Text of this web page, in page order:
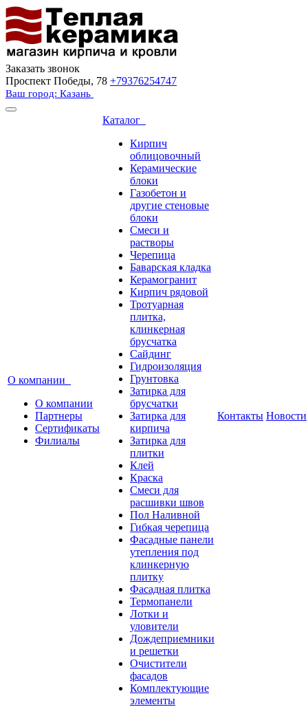
Заказать звонок
Проспект Победы, 78 +79376254747
Ваш город: Казань
О компании
О компании
Партнеры
Сертификаты
Филиалы
Каталог
Кирпич
облицовочный
Керамические
блоки
Газобетон и
другие стеновые
блоки
Смеси и
растворы
Черепица
Баварская кладка
Керамогранит
Кирпич рядовой
Тротуарная
плитка,
клинкерная
брусчатка
Сайдинг
Гидроизоляция
Грунтовка
Затирка для
брусчатки
Затирка для
кирпича
Затирка для
плитки
Клей
Краска
Смеси для
расшивки швов
Пол Наливной
Гибкая черепица
Фасадные панели
утепления под
клинкерную
плитку
Фасадная плитка
Термопанели
Лотки и
уловители
Дождеприемники
и решетки
Очистители
фасадов
Комплектующие
элементы
Контакты Новости